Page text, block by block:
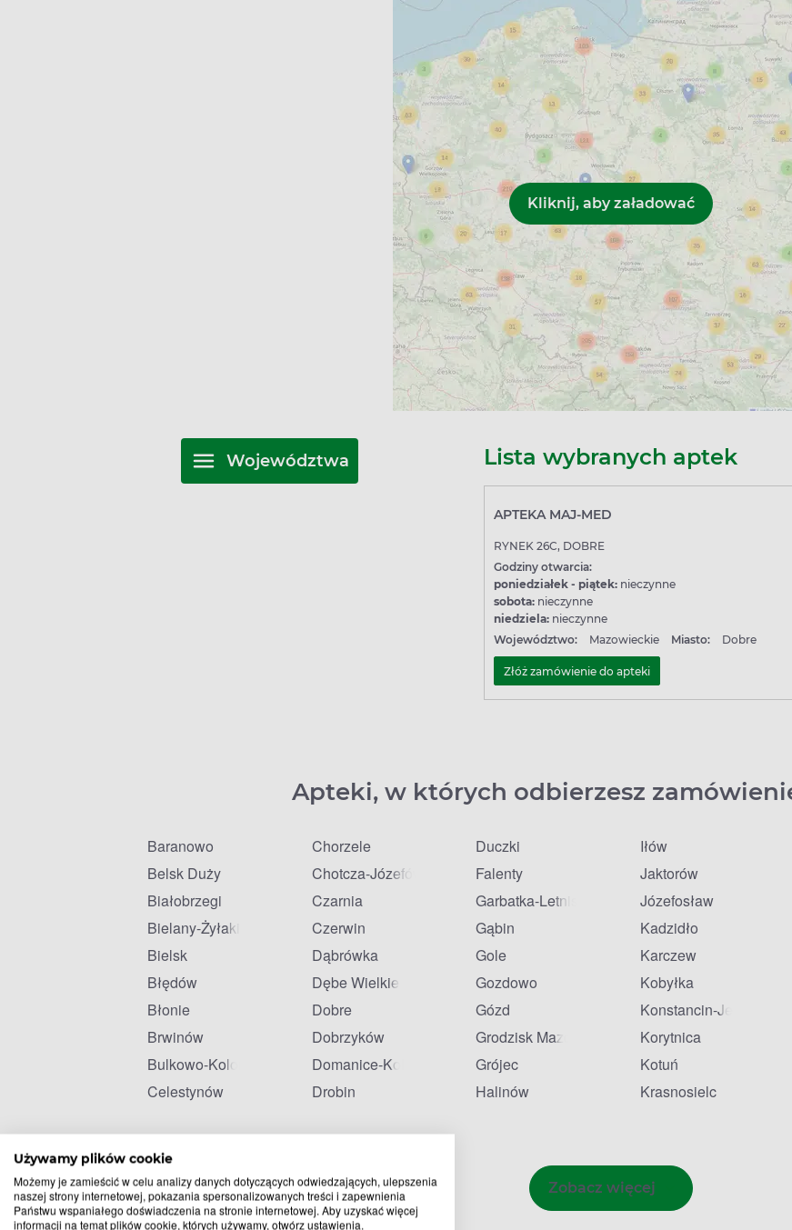
Używamy plików cookie
Możemy je zamieścić w celu analizy danych dotyczących odwiedzających, ulepszenia
naszej strony internetowej, pokazania spersonalizowanych treści i zapewnienia
Państwu wspaniałego doświadczenia na stronie internetowej. Aby uzyskać więcej
informacji na temat plików cookie, których używamy, otwórz ustawienia.
Województwa Lista wybranych aptek
APTEKA MAJ-MED
RYNEK 26C, DOBRE
Godziny otwarcia:
poniedziałek - piątek:nieczynne
sobota:nieczynne
niedziela:nieczynne
Województwo:
Mazowieckie Miasto: Dobre
Złóż zamówienie do apteki
Apteki, w których odbierzesz
Baranowo
Belsk Duży
Białobrzegi
Bielany-Żyłaki
Bielsk
Błędów
Błonie
Brwinów
Bulkowo-Kolonia
Celestynów
Chorzele
Chotcza-Józefów
Czarnia
Czerwin
Dąbrówka
Dębe Wielkie
Dobre
Dobrzyków
Domanice-Kolonia
Drobin
Duczki
Falenty
Garbatka-Letnisko
Gąbin
Gole
Gozdowo
Gózd
Grodzisk Mazowiecki
Grójec
Halinów
Iłów
Jaktorów
Józefosław
Kadzidło
Karczew
Kobyłka
Konstancin-Jeziorna
Korytnica
Kotuń
Krasnosielc
Zobacz więcej